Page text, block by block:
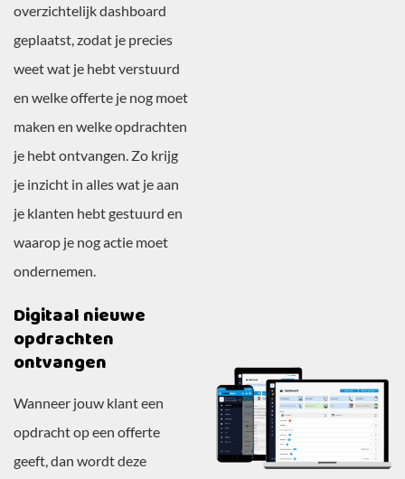
overzichtelijk dashboard
geplaatst, zodat je precies
weet wat je hebt verstuurd
en welke offerte je nog moet
maken en welke opdrachten
je hebt ontvangen. Zo krijg
je inzicht in alles wat je aan
je klanten hebt gestuurd en
waarop je nog actie moet
ondernemen.
Digitaal nieuwe
opdrachten
ontvangen
Wanneer jouw klant een
opdracht op een offerte
geeft, dan wordt deze